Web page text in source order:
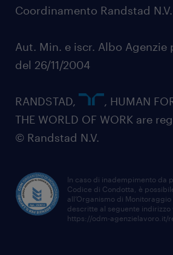
Coordinamento Randstad N.V.
Aut. Min. e iscr. Albo Agenzie
del 26/11/2004
RANDSTAD,
, HUMAN
THE WORLD OF WORK are
© Randstad N.V.
In caso di inadempimento da
Codice di Condotta, è
all’Organismo di
descritte al seguente indirizzo
https://odm-agenzielavoro.it/